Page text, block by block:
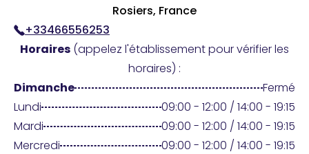
Connexion
Praticien ?
Rosiers, France
+33466556253
Horaires (appelez l'établissement pour vérifier les
horaires) :
Dimanche
Fermé
Lundi
09:00 - 12:00 / 14:00 - 19:15
Mardi
09:00 - 12:00 / 14:00 - 19:15
Mercredi
09:00 - 12:00 / 14:00 - 19:15